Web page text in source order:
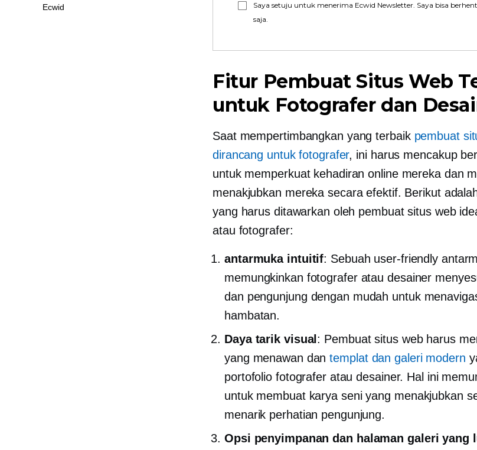
Saya setuju untuk menerima Ecwid Newsletter. Saya bisa
saja.
Fitur Pembuat Situs Web
untuk Fotografer dan
Saat mempertimbangkan yang terbaik pembuat
dirancang untuk fotografer, ini harus mencakup
untuk memperkuat kehadiran online mereka dan
menakjubkan mereka secara efektif. Berikut
yang harus ditawarkan oleh pembuat situs web
atau fotografer:
antarmuka intuitif: Sebuah user-friendly
memungkinkan fotografer atau desainer
dan pengunjung dengan mudah untuk
hambatan.
Daya tarik visual : Pembuat situs web harus
yang menawan dantemplat dan galeri modern
portofolio fotografer atau desainer. Hal ini
untuk membuat karya seni yang menakjubkan
menarik perhatian pengunjung.
Opsi penyimpanan dan halaman galeri yang
Ecwid